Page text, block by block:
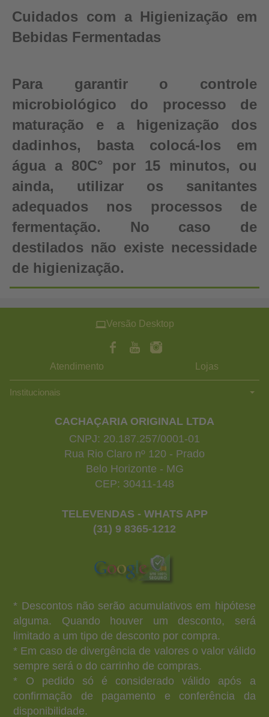
Cuidados com a Higienização em
Bebidas Fermentadas
Para garantir o controle
microbiológico do processo de
maturação e a higenização dos
dadinhos, basta colocá-los em
água a 80C° por 15 minutos, ou
ainda, utilizar os sanitantes
adequados nos processos de
fermentação. No caso de
destilados não existe necessidade
de higienização.
Versão Desktop
Atendimento Lojas
Institucionais
CACHAÇARIA ORIGINAL LTDA
CNPJ: 20.187.257/0001-01
Rua Rio Claro nº 120 - Prado
Belo Horizonte - MG
CEP: 30411-148
TELEVENDAS - WHATS APP
(31) 9 8365-1212
* Descontos não serão acumulativos em hipótese
alguma. Quando houver um desconto, será
limitado a um tipo de desconto por compra.
* Em caso de divergência de valores o valor válido
sempre será o do carrinho de compras.
* O pedido só é considerado válido após a
confirmação de pagamento e conferência da
disponibilidade.